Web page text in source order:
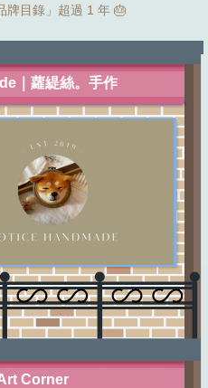
牌目錄」超過 1 年 🎂
｜蘿緹絲。手作
Corner